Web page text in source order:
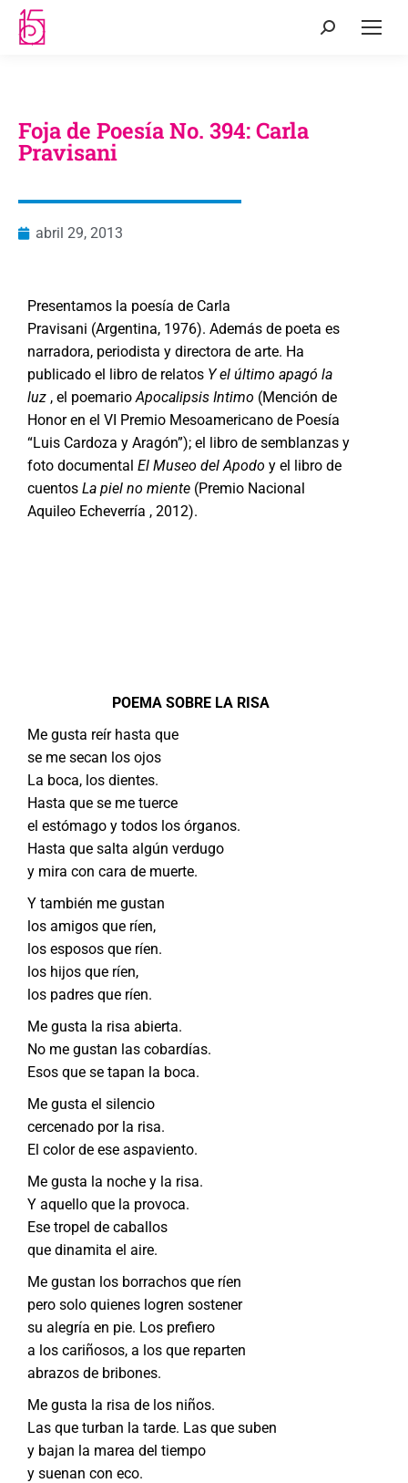
Foja de Poesía No. 394: Carla
Pravisani
abril 29, 2013
Presentamos la poesía de Carla
Pravisani (Argentina, 1976). Además de poeta es
narradora, periodista y directora de arte. Ha
publicado el libro de relatos Y el último apagó la
luz , el poemarioApocalipsis Intimo (Mención de
Honor en el VI Premio Mesoamericano de Poesía
“Luis Cardoza y Aragón”); el libro de semblanzas y
foto documental El Museo del Apodo y el libro de
cuentos La piel no miente (Premio Nacional
Aquileo Echeverría , 2012).
POEMA SOBRE LA RISA
Me gusta reír hasta que
se me secan los ojos
La boca, los dientes.
Hasta que se me tuerce
el estómago y todos los órganos.
Hasta que salta algún verdugo
y mira con cara de muerte.
Y también me gustan
los amigos que ríen,
los esposos que ríen.
los hijos que ríen,
los padres que ríen.
Me gusta la risa abierta.
No me gustan las cobardías.
Esos que se tapan la boca.
Me gusta el silencio
cercenado por la risa.
El color de ese aspaviento.
Me gusta la noche y la risa.
Y aquello que la provoca.
Ese tropel de caballos
que dinamita el aire.
Me gustan los borrachos que ríen
pero solo quienes logren sostener
su alegría en pie. Los prefiero
a los cariñosos, a los que reparten
abrazos de bribones.
Me gusta la risa de los niños.
Las que turban la tarde. Las que suben
y bajan la marea del tiempo
y suenan con eco.